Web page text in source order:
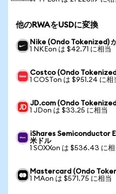
他のRWAをUSDに変換
Nike (Ondo Tokenized)
1 NKEon は $42.71 に相当
Costco (Ondo
1 COSTon は $951.24 に相
JD.com (Ondo
1 JDon は $33.25 に相当
iShares Semiconductor
米ドル
1 SOXXon は $536.43 に相
Mastercard (Ondo
1 MAon は $571.75 に相当